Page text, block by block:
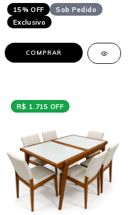
15% OFF
Sob Pedido
Exclusivo
COMPRAR
R$ 1.715 OFF